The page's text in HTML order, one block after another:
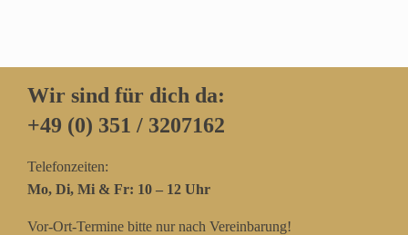
Wir sind für dich da:
+49 (0) 351 / 3207162‬
Telefonzeiten:
Mo, Di, Mi & Fr: 10 – 12 Uhr
Vor-Ort-Termine bitte nur nach Vereinbarung!